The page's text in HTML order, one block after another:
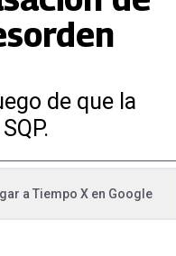
de que la
a Tiempo Xen Google
pestaña